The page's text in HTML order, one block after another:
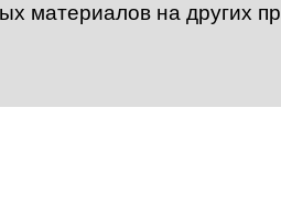
материалов на других